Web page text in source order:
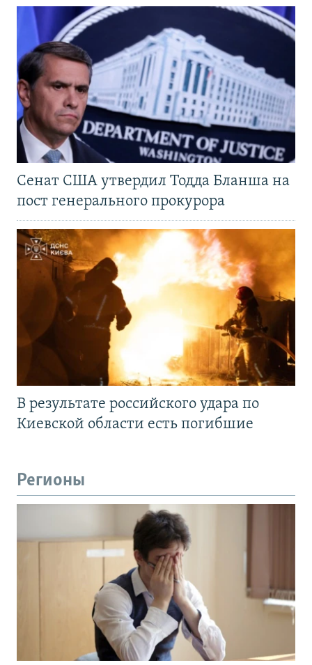
Сенат США утвердил Тодда Бланша на
пост генерального прокурора
В результате российского удара по
Киевской области есть погибшие
Регионы